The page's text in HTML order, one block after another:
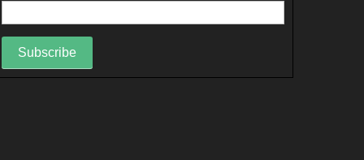
Subscribe